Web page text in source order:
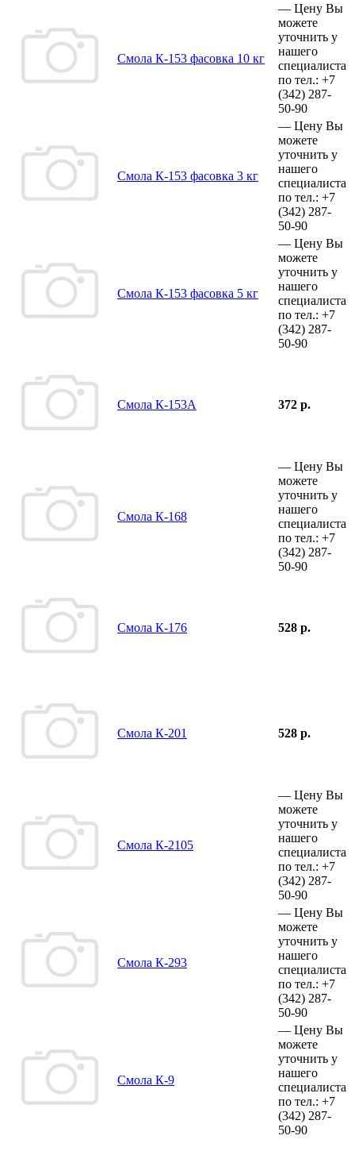
Смола К-153 фасовка 10 кг
— Цену Вы
можете
уточнить у
нашего
специалиста
по тел.: +7
(342) 287-
50-90
Смола К-153 фасовка 3 кг
— Цену Вы
можете
уточнить у
нашего
специалиста
по тел.: +7
(342) 287-
50-90
Смола К-153 фасовка 5 кг
— Цену Вы
можете
уточнить у
нашего
специалиста
по тел.: +7
(342) 287-
50-90
Смола К-153А 372 р.
Смола К-168
— Цену Вы
можете
уточнить у
нашего
специалиста
по тел.: +7
(342) 287-
50-90
Смола К-176 528 р.
Смола К-201 528 р.
Смола К-2105
— Цену Вы
можете
уточнить у
нашего
специалиста
по тел.: +7
(342) 287-
50-90
Смола К-293
— Цену Вы
можете
уточнить у
нашего
специалиста
по тел.: +7
(342) 287-
50-90
Смола К-9
— Цену Вы
можете
уточнить у
нашего
специалиста
по тел.: +7
(342) 287-
50-90